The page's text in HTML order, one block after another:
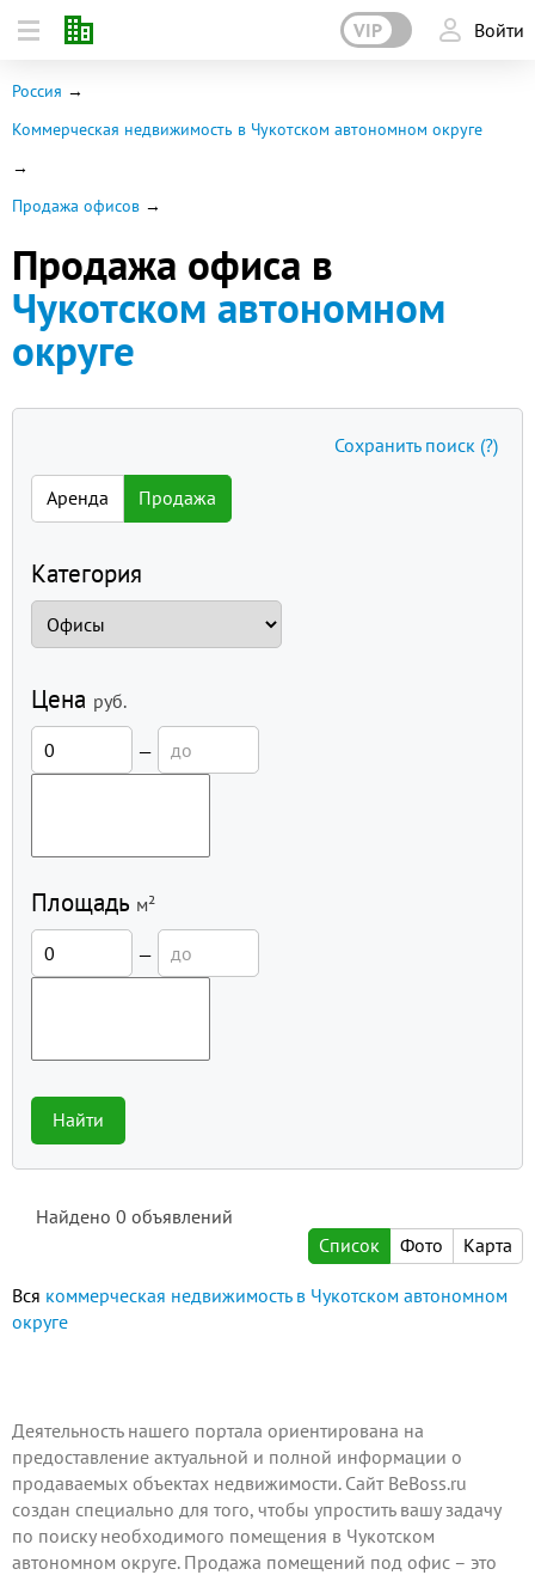
VIP Войти
Россия
Коммерческая недвижимость в Чукотском автономном округе
Продажа офисов
Продажа офиса в
Чукотском автономном
округе
Аренда Продажа
Категория
Цена руб.
—
Площадь м²
—
Найти
Сохранить поиск (?)
Найдено 0 объявлений
Список
Фото Карта
Вся коммерческая недвижимость в Чукотском автономном
округе
Деятельность нашего портала ориентирована на
предоставление актуальной и полной информации о
продаваемых объектах недвижимости. Сайт BeBoss.ru
создан специально для того, чтобы упростить вашу задачу
по поиску необходимого помещения в Чукотском
автономном округе. Продажа помещений под офис – это